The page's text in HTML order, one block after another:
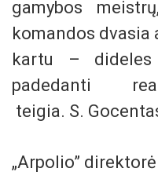
gamybos
komandos
kartu – dideles
padedanti
teigia. S.
„Arpolio” direktorė